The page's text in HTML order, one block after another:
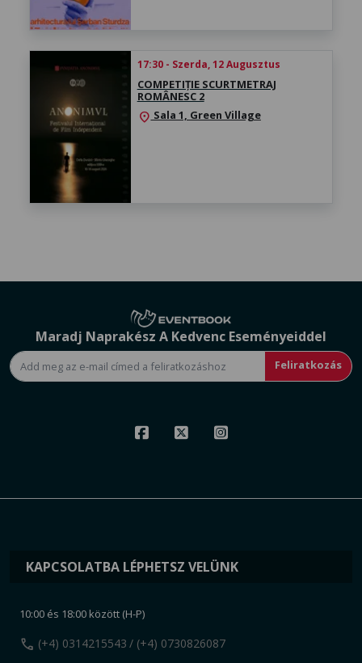
17:30 - Szerda, 12 Augusztus
COMPETIȚIE SCURTMETRAJ
ROMÂNESC 2
location_on Sala 1, Green Village
Maradj Naprakész A Kedvenc Eseményeiddel
Feliratkozás
KAPCSOLATBA LÉPHETSZ VELÜNK
10:00 és 18:00 között (H-P)
call (+4) 0314215543 / (+4) 0730826087